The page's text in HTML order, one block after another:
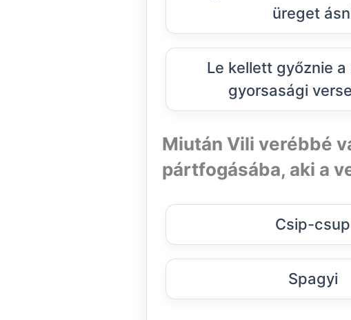
üreget
Le kellett győznie
gyorsasági
Miután Vili verébbé
pártfogásába, aki a
Csip-csup
Spagyi